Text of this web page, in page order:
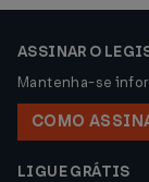
ASSINAR O
Mantenha-se
COMO
LIGUE GRÁTIS